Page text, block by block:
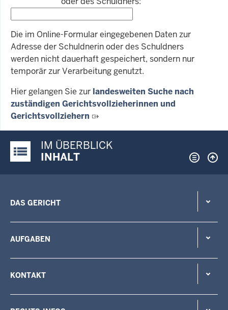
Die im Online-Formular eingegebenen Daten zur
Adresse der Schuldnerin oder des Schuldners
werden nicht dauerhaft gespeichert, sondern nur
temporär zur Verarbeitung genutzt.
Hier gelangen Sie zur landesweiten Suche nach
zuständigen Gerichtsvollzieherinnen und
Gerichtsvollziehern
Justiz-Portal im Überblick:
IM ÜBERBLICK
INHALT
DAS GERICHT
AUFGABEN
KONTAKT